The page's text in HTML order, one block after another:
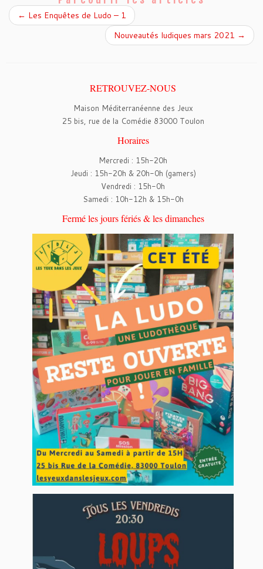
k
← Les Enquêtes de Ludo – 1
Nouveautés ludiques mars 2021 →
RETROUVEZ-NOUS
Maison Méditerranéenne des Jeux
25 bis, rue de la Comédie 83000 Toulon
Horaires
Mercredi : 15h-20h
Jeudi : 15h-20h & 20h-0h (gamers)
Vendredi : 15h-0h
Samedi : 10h-12h & 15h-0h
Fermé les jours fériés & les dimanches